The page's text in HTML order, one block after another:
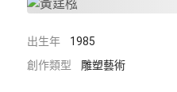
出生年
1985
創作類型
雕塑藝術